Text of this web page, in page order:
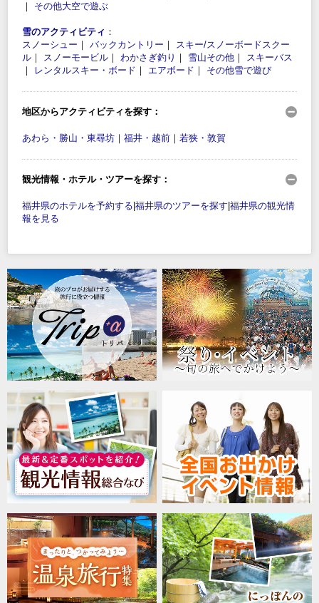
｜ その他大空で遊ぶ
雪のアクティビティ ：
スノーシュー ｜ バックカントリー ｜ スキー/スノーボードスクー
ル ｜ スノーモービル ｜ わかさぎ釣り ｜ 雪山その他 ｜ スキーバス
｜
レンタルスキー・ボード ｜ エアボード ｜ その他雪で遊び
地区からアクティビティを探す：
あわら・勝山・東尋坊 ｜ 福井・越前 ｜ 若狭・敦賀
観光情報・ホテル・ツアーを探す：
福井県のホテルを予約する 福井県のツアーを探す 福井県の観光情
報を見る